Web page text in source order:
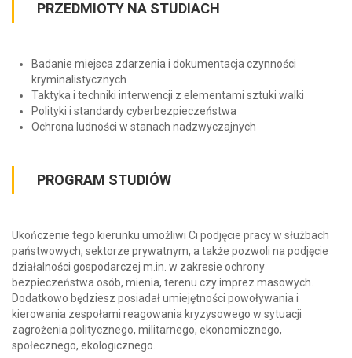
PRZEDMIOTY NA STUDIACH
Badanie miejsca zdarzenia i dokumentacja czynności
kryminalistycznych
Taktyka i techniki interwencji z elementami sztuki walki
Polityki i standardy cyberbezpieczeństwa
Ochrona ludności w stanach nadzwyczajnych
PROGRAM STUDIÓW
Ukończenie tego kierunku umożliwi Ci podjęcie pracy w służbach
państwowych, sektorze prywatnym, a także pozwoli na podjęcie
działalności gospodarczej m.in. w zakresie ochrony
bezpieczeństwa osób, mienia, terenu czy imprez masowych.
Dodatkowo będziesz posiadał umiejętności powoływania i
kierowania zespołami reagowania kryzysowego w sytuacji
zagrożenia politycznego, militarnego, ekonomicznego,
społecznego, ekologicznego.